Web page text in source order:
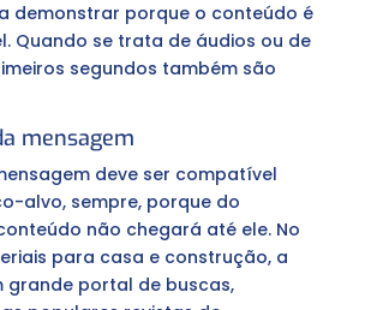
demonstrar porque o conteúdo é
Quando se trata de áudios ou de
segundos também são
mensagem
deve ser compatível
alvo, sempre, porque do
não chegará até ele. No
para casa e construção, a
grande portal de buscas,